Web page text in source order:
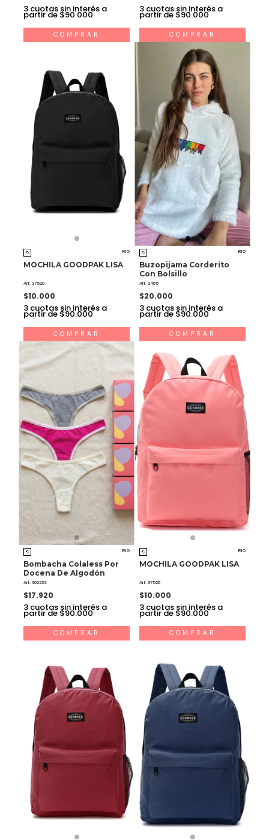
3 cuotas sin interés a
partir de $90.000
COMPRAR
3 cuotas sin interés a
partir de $90.000
COMPRAR
RIO
MOCHILA GOODPAK LISA
Art. 37520
$10.000
3 cuotas sin interés a
partir de $90.000
COMPRAR
RIO
Buzopijama Corderito
Con Bolsillo
Art. 2465
$20.000
3 cuotas sin interés a
partir de $90.000
COMPRAR
RIO
Bombacha Colaless Por
Docena De Algodón
Art. 30223S
$17.920
3 cuotas sin interés a
partir de $90.000
COMPRAR
RIO
MOCHILA GOODPAK LISA
Art. 37526
$10.000
3 cuotas sin interés a
partir de $90.000
COMPRAR